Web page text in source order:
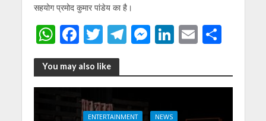
सहयोग प्रमोद कुमार पांडेय का है।
W
h
at
s
F
ac
e
b
o
T
w
itt
er
T
e
gr
a
M
ss
e
n
Li
k
e
dI
E
ai
l
S
ar
e
You may also like
ENTERTAINMENT NEWS